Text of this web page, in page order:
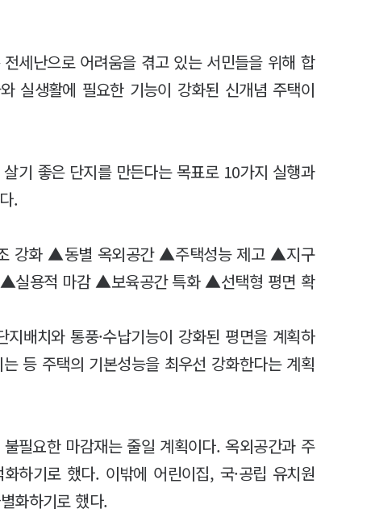
세난으로 어려움을 겪고 있는 서민들을 위해 합
실생활에 필요한 기능이 강화된 신개념 주택이
기 좋은 단지를 만든다는 목표로 10가지 실행과
.
강화 ▲동별 옥외공간 ▲주택성능 제고 ▲지구
실용적 마감 ▲보육공간 특화 ▲선택형 평면 확
배치와 통풍·수납기능이 강화된 평면을 계획하
등 주택의 기본성능을 최우선 강화한다는 계획
필요한 마감재는 줄일 계획이다. 옥외공간과 주
하기로 했다. 이밖에 어린이집, 국·공립 유치원
화하기로 했다.